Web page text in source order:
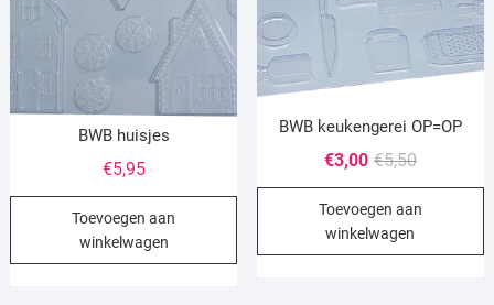
BWB huisjes
€5,95
Toevoegen aan
winkelwagen
BWB keukengerei OP=OP
€5,50
prijs
was:
€3,00
Huidige
prijs
is:
Toevoegen aan
winkelwagen